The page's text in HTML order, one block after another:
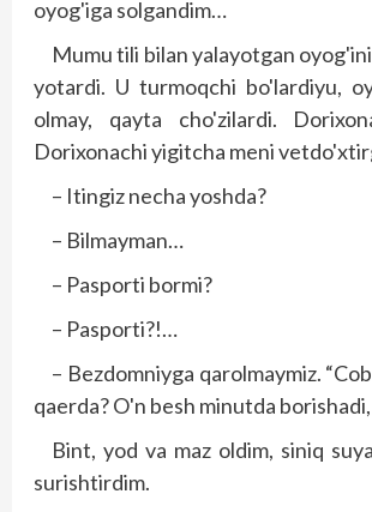
oyog'iga solgandim…
Mumu tili bilan yalayotgan
yotardi. U turmoqchi bo'lardiyu,
olmay, qayta cho'zilardi.
Dorixonachi yigitcha meni
– Itingiz necha yoshda?
– Bilmayman…
– Pasporti bormi?
– Pasporti?!…
– Bezdomniyga qarolmaymiz.
qaerda? O'n besh minutda
Bint, yod va maz oldim, siniq
surishtirdim.